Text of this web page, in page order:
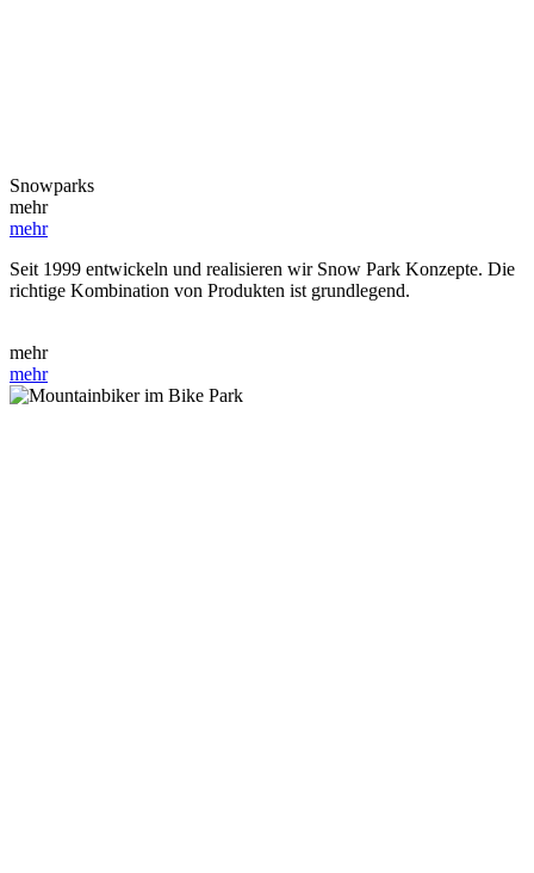
Snowparks
mehr
mehr
Seit 1999 entwickeln und realisieren wir Snow Park Konzepte. Die
richtige Kombination von Produkten ist grundlegend.
mehr
mehr